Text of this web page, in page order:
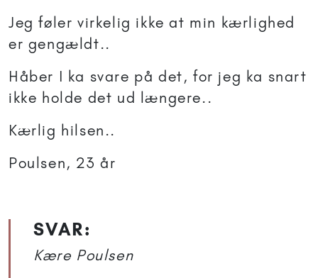
Jeg føler virkelig ikke at min kærlighed
er gengældt..
Håber I ka svare på det, for jeg ka snart
ikke holde det ud længere..
Kærlig hilsen..
Poulsen, 23 år
SVAR:
Kære Poulsen